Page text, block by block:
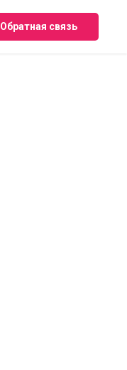
Обратная связь